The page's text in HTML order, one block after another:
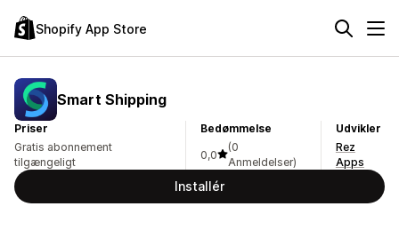
Shopify App Store
Smart Shipping
Priser
Gratis abonnement
tilgængeligt
Bedømmelse
0,0
(0
Anmeldelser)
Udvikler
Rez
Apps
Installér